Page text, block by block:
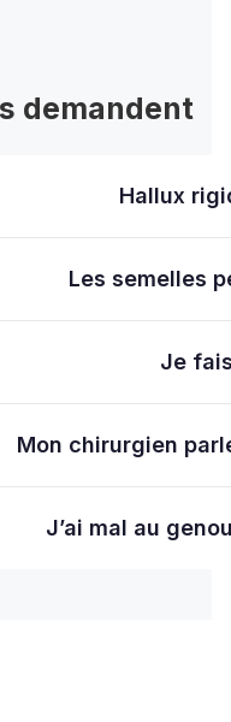
demandent
Hallux
Les semelles
Je
Mon chirurgien
J’ai mal au